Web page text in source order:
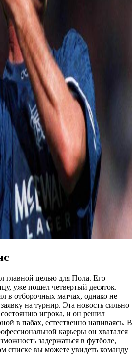
главной целью для Пола. Его
уже пошел четвертый десяток.
в отборочных матчах, однако не
на турнир. Эта новость сильно
игрока, и он решил
в пабах, естественно напиваясь. В
карьеры он хватался
задержаться в футболе,
списке вы можете увидеть команду